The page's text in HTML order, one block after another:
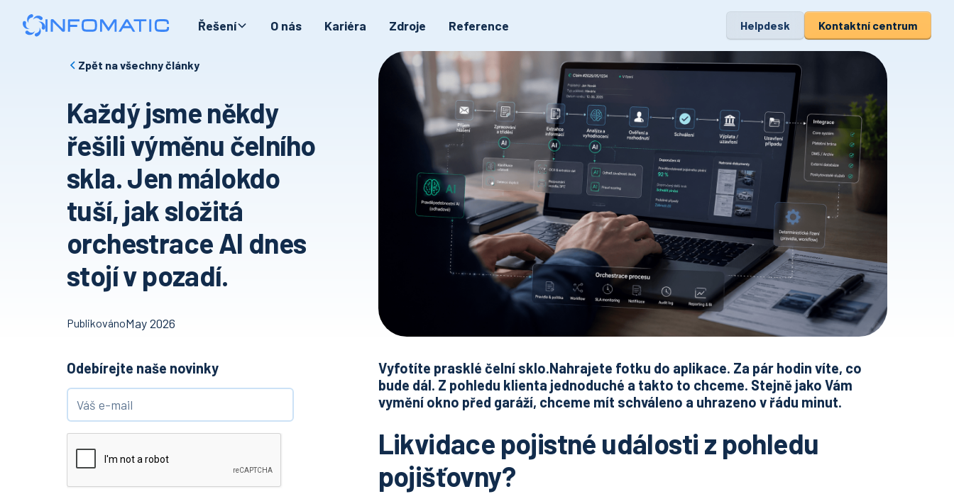
Řešení O nás Kariéra Zdroje Reference Helpdesk Kontaktní centrum
Zpět na všechny články
Každý jsme někdy
řešili výměnu čelního
skla. Jen málokdo
tuší, jak složitá
orchestrace AI dnes
stojí v pozadí.
PublikovánoMay 2026
Odebírejte naše novinky
Vyfotíte prasklé čelní sklo.Nahrajete fotku do aplikace. Za pár hodin víte, co
bude dál. Z pohledu klienta jednoduché a takto to chceme. Stejně jako Vám
vymění okno před garáží, chceme mít schváleno a uhrazeno v řádu minut.
Likvidace pojistné události z pohledu
pojišťovny?